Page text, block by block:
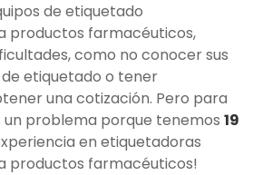
de etiquetado
productos farmacéuticos,
como no conocer sus
etiquetado o tener
una cotización. Pero para
un problema porque tenemos 19
en etiquetadoras
productos farmacéuticos!